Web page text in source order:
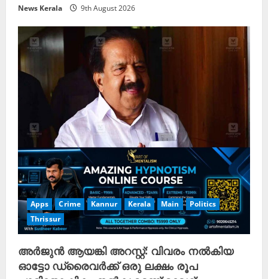
News Kerala 9th August 2026
Apps Crime Kannur Kerala Main
Politics
Thrissur
അർജുൻ ആയങ്കി അറസ്റ്റ്: വിവരം നൽകിയ
ഓട്ടോ ഡ്രൈവർക്ക് ഒരു ലക്ഷം രൂപ